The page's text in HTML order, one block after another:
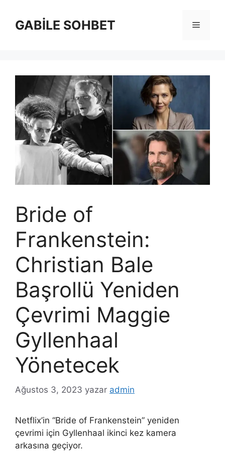
GABİLE SOHBET Menü
Bride of
Frankenstein:
Christian Bale
Başrollü Yeniden
Çevrimi Maggie
Gyllenhaal
Yönetecek
Ağustos 3, 2023 yazar admin
Netflix’in “Bride of Frankenstein” yeniden
çevrimi için Gyllenhaal ikinci kez kamera
arkasına geçiyor.